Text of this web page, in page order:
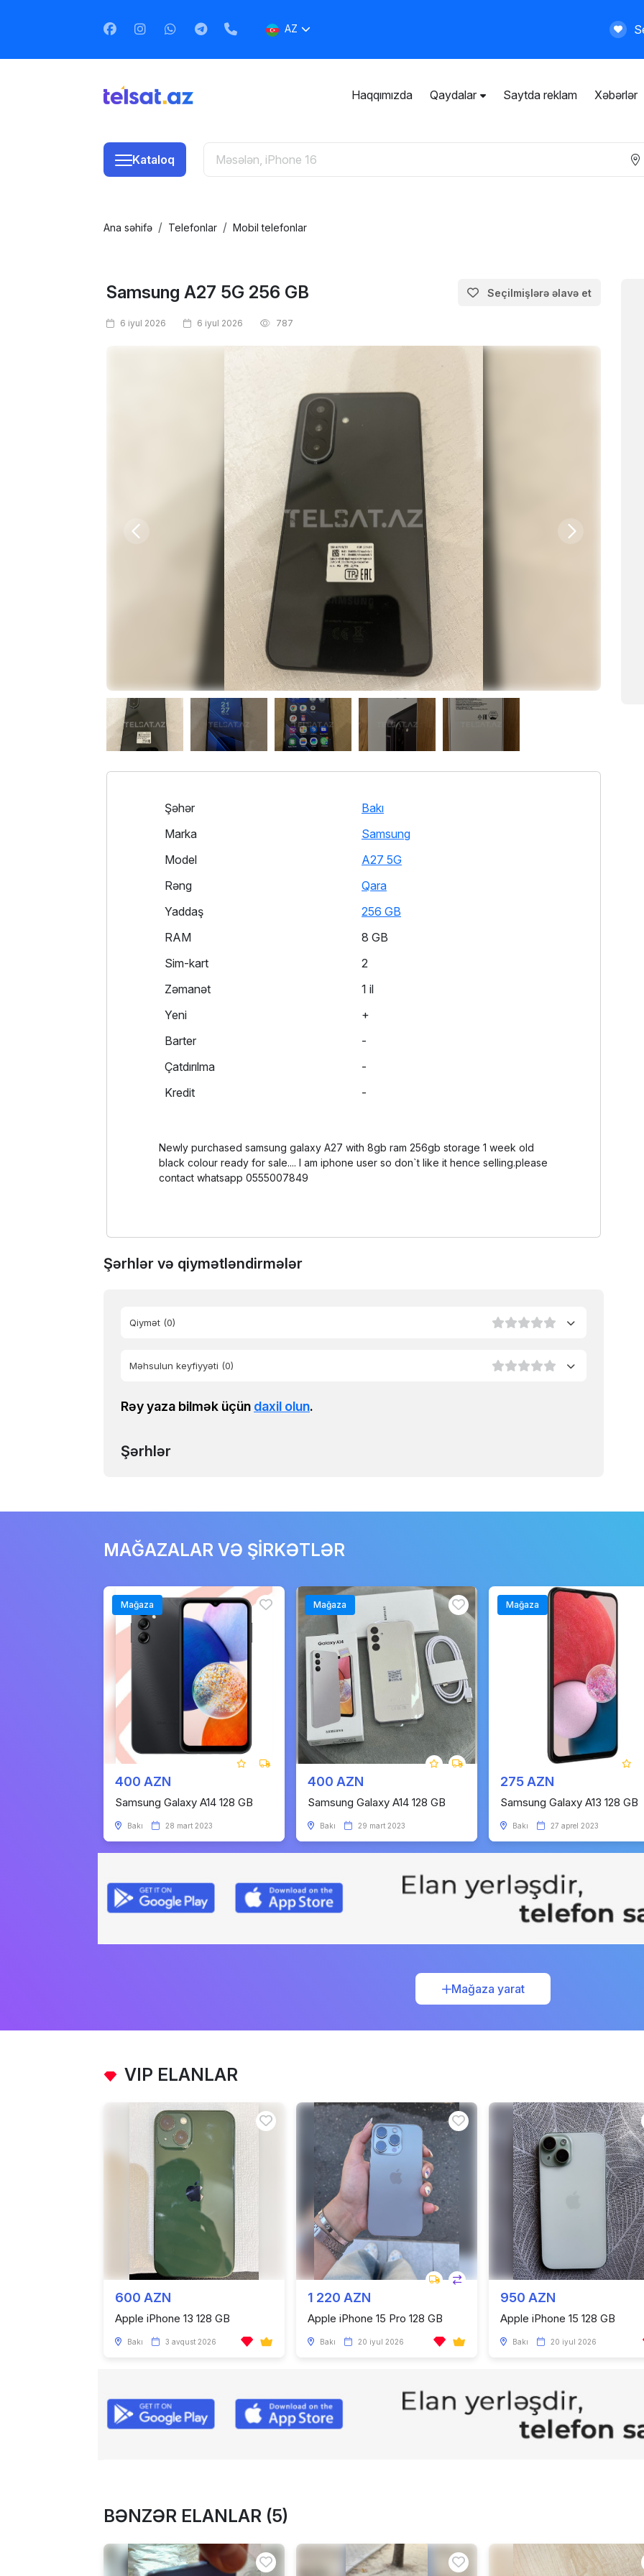
AZ
Haqqımızda Qaydalar Saytda reklam Xəbərlər
Kataloq
Ana səhifə Telefonlar Mobil telefonlar
Samsung A27 5G 256 GB Seçilmişlərə əlavə et
6 iyul 2026 6 iyul 2026 787
Şəhər
Bakı
Marka
Samsung
Model
A27 5G
Rəng
Qara
Yaddaş
256 GB
RAM
8 GB
Sim-kart
2
Zəmanət
1 il
Yeni
+
Barter
-
Çatdırılma
-
Kredit
-
Newly purchased samsung galaxy A27 with 8gb ram 256gb storage 1 week old
black colour ready for sale.... I am iphone user so don`t like it hence selling.please
contact whatsapp 0555007849
Şərhlər və qiymətləndirmələr
Qiymət (0)
Məhsulun keyfiyyəti (0)
Rəy yaza bilmək üçün daxil olun.
Şərhlər
MAĞAZALAR VƏ ŞİRKƏTLƏR
Mağaza
400 AZN
Samsung Galaxy A14 128 GB
Bakı 28 mart 2023
Mağaza
400 AZN
Samsung Galaxy A14 128 GB
Bakı 29 mart 2023
Mağaza
275 AZN
Samsung Galaxy A13 128 GB
Bakı 27 aprel 2023
Mağaza yarat
VIP ELANLAR
600 AZN
Apple iPhone 13 128 GB
Bakı 3 avqust 2026
1 220 AZN
Apple iPhone 15 Pro 128 GB
Bakı 20 iyul 2026
950 AZN
Apple iPhone 15 128 GB
Bakı 20 iyul 2026
BƏNZƏR ELANLAR (5)